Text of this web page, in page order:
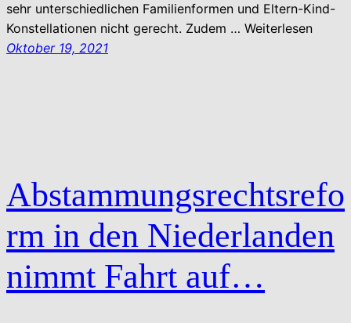
sehr unterschiedlichen Familienformen und Eltern-Kind-
Konstellationen nicht gerecht. Zudem … Weiterlesen
Oktober 19, 2021
Abstammungsrechtsrefo
rm in den Niederlanden
nimmt Fahrt auf…